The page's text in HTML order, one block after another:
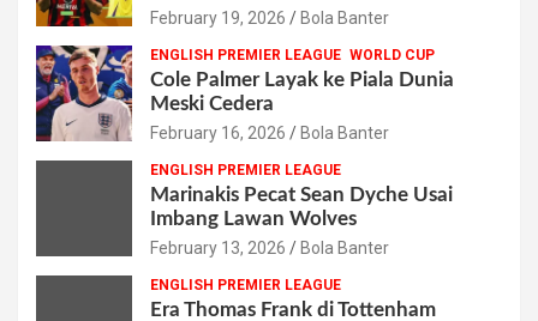
February 19, 2026 Bola Banter
ENGLISH PREMIER LEAGUE WORLD CUP
Cole Palmer Layak ke Piala Dunia
Meski Cedera
February 16, 2026 Bola Banter
ENGLISH PREMIER LEAGUE
Marinakis Pecat Sean Dyche Usai
Imbang Lawan Wolves
February 13, 2026 Bola Banter
ENGLISH PREMIER LEAGUE
Era Thomas Frank di Tottenham